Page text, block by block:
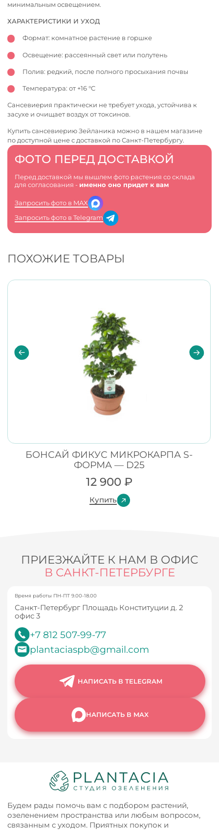
ФОТО ПЕРЕД ДОСТАВКОЙ
Перед доставкой мы вышлем фото растения со склада
для согласования - именно оно придет к вам
Запросить фото в MAX
Запросить фото в Telegram
минимальным освещением.
ХАРАКТЕРИСТИКИ И УХОД
Формат: комнатное растение в горшке
Освещение: рассеянный свет или полутень
Полив: редкий, после полного просыхания почвы
Температура: от +16 °C
Сансевиерия практически не требует ухода, устойчива к
засухе и очищает воздух от токсинов.
Купить сансевиерию Зейланика можно в нашем магазине
по доступной цене с доставкой по Санкт-Петербургу.
ПОХОЖИЕ ТОВАРЫ
БОНСАЙ ФИКУС МИКРОКАРПА S-
ФОРМА — D25
12 900 ₽
Купить
ПРИЕЗЖАЙТЕ К НАМ В ОФИС
В САНКТ-ПЕТЕРБУРГЕ
Время работы ПН-ПТ 9.00-18.00
Санкт-Петербург Площадь Конституции д. 2
офис 3
+7 812 507-99-77
plantaciaspb@gmail.com
НАПИСАТЬ В TELEGRAM
НАПИСАТЬ В MAX
Будем рады помочь вам с подбором растений,
озеленением пространства или любым вопросом,
связанным с уходом. Приятных покупок и